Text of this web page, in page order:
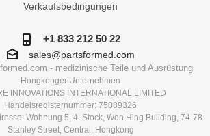
- medizinische Teile und Ausrüstung
Hongkonger Unternehmen
INNOVATIONS INTERNATIONAL LIMITED
Handelsregisternummer: 75089326
Wohnung 5, 4. Stock, Won Hing Building, 74-78
Stanley Street, Central, Hongkong
Verkaufsbedingungen
+1 833 212 50 22
sales@partsformed.com